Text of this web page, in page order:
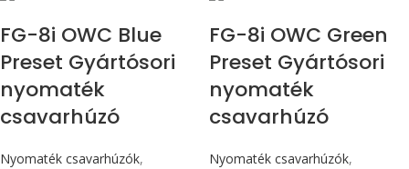
FG-8i OWC Blue
Preset Gyártósori
nyomaték
csavarhúzó
Nyomaték csavarhúzók,
FG-8i OWC Green
Preset Gyártósori
nyomaték
csavarhúzó
Nyomaték csavarhúzók,